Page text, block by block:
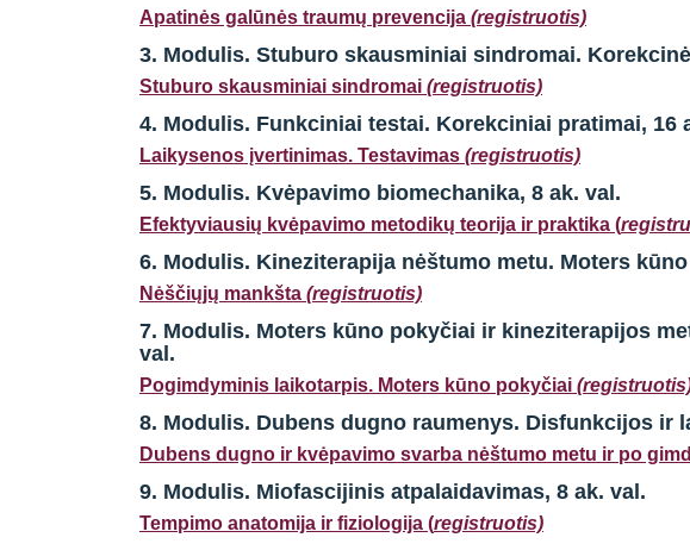
Apatinės galūnės traumų prevencija (registruotis)
3. Modulis. Stuburo skausminiai sindromai.
Stuburo skausminiai sindromai (registruotis)
4. Modulis. Funkciniai testai. Korekciniai pratimai, 16
Laikysenos įvertinimas. Testavimas (registruotis)
5. Modulis. Kvėpavimo biomechanika, 8 ak. val.
Efektyviausių kvėpavimo metodikų teorija ir praktika (
6. Modulis. Kineziterapija nėštumo metu. Moters
Nėščiųjų mankšta (registruotis)
7. Modulis. Moters kūno pokyčiai ir kineziterapijos
val.
Pogimdyminis laikotarpis. Moters kūno pokyčiai
8. Modulis. Dubens dugno raumenys. Disfunkcijos ir
Dubens dugno ir kvėpavimo svarba nėštumo metu ir po
9. Modulis. Miofascijinis atpalaidavimas, 8 ak. val.
Tempimo anatomija ir fiziologija (registruotis)